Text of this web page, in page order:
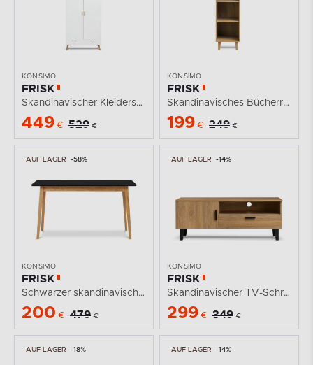
KONSIMO
FRISK
Skandinavischer Kleiderschrank weiß
449 € 529 €
KONSIMO
FRISK
Skandinavisches Bücherregal
199 € 249 €
AUF LAGER -58%
KONSIMO
FRISK
Schwarzer skandinavischer Klapptisch
200 € 479 €
AUF LAGER -14%
KONSIMO
FRISK
Skandinavischer TV-Schrank
299 € 349 €
AUF LAGER -18% AUF LAGER -14%